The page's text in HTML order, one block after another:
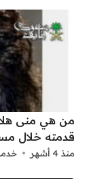
من هي منى هلال
قدمته خلال
منذ 4 أشهر